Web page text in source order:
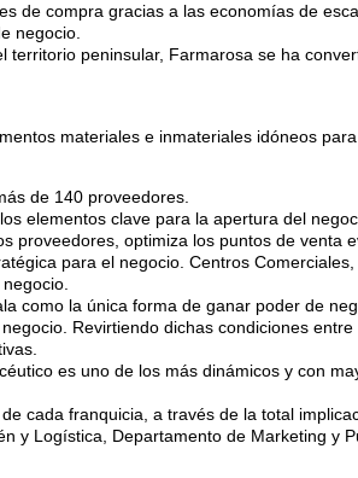
de compra gracias a las economías de
negocio.
peninsular, Farmarosa se ha
materiales e inmateriales idóneos
de 140 proveedores.
elementos clave para la apertura del
proveedores, optimiza los puntos de venta
para el negocio. Centros
como la única forma de ganar poder de
Revirtiendo dichas condiciones
es uno de los más dinámicos y con
cada franquicia, a través de la total
y Logística, Departamento de Marketing y